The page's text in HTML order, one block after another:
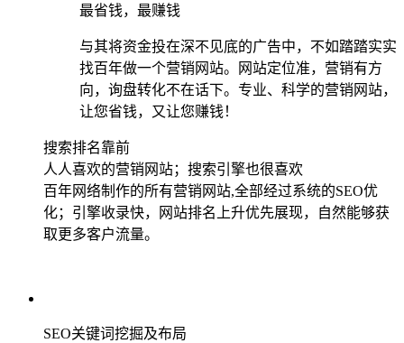
最省钱，最赚钱
与其将资金投在深不见底的广告中，不如踏踏实实
找百年做一个营销网站。网站定位准，营销有方
向，询盘转化不在话下。专业、科学的营销网站，
让您省钱，又让您赚钱！
搜索排名靠前
人人喜欢的营销网站；搜索引擎也很喜欢
百年网络制作的所有营销网站,全部经过系统的SEO优
化；引擎收录快，网站排名上升优先展现，自然能够获
取更多客户流量。
SEO关键词挖掘及布局